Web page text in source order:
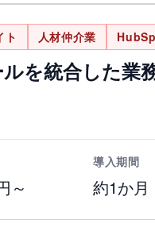
ト 人材仲介業
を統合した業
～
導入期間
約1か月